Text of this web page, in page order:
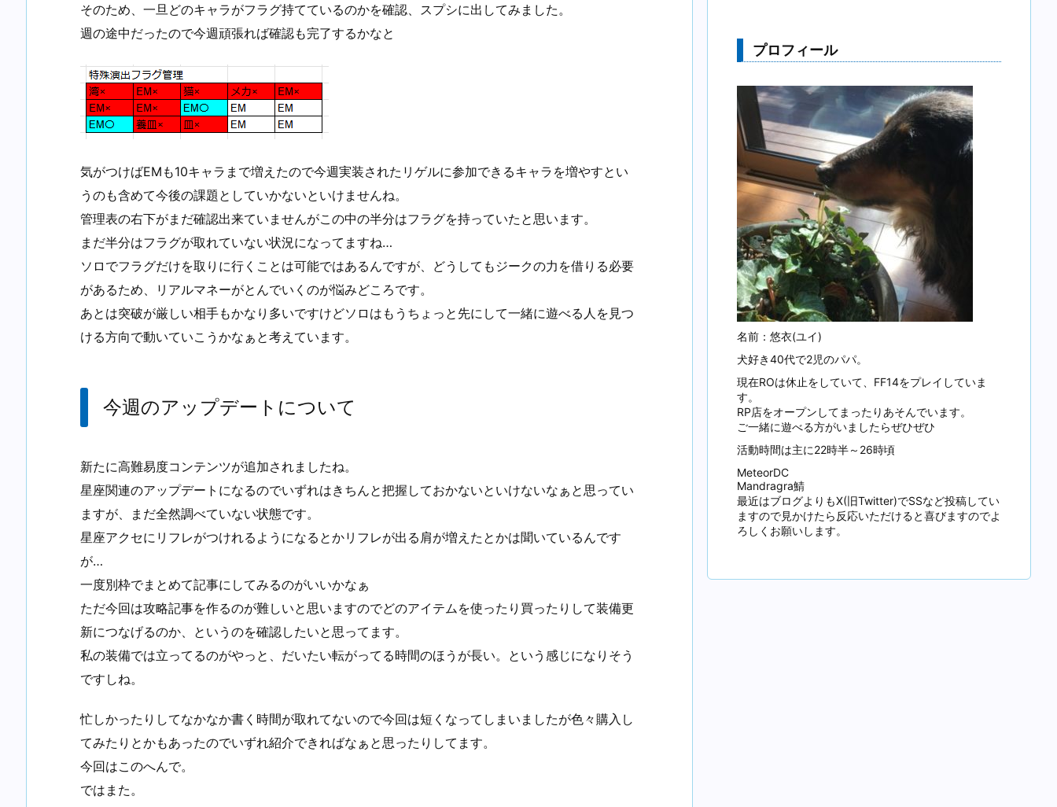
そのため、一旦どのキャラがフラグ持てているのかを確認、スプシに出してみました。
週の途中だったので今週頑張れば確認も完了するかなと
気がつけばEMも10キャラまで増えたので今週実装されたリゲルに参加できるキャラを増やすとい
うのも含めて今後の課題としていかないといけませんね。
管理表の右下がまだ確認出来ていませんがこの中の半分はフラグを持っていたと思います。
まだ半分はフラグが取れていない状況になってますね…
ソロでフラグだけを取りに行くことは可能ではあるんですが、どうしてもジークの力を借りる必要
があるため、リアルマネーがとんでいくのが悩みどころです。
あとは突破が厳しい相手もかなり多いですけどソロはもうちょっと先にして一緒に遊べる人を見つ
ける方向で動いていこうかなぁと考えています。
今週のアップデートについて
新たに高難易度コンテンツが追加されましたね。
星座関連のアップデートになるのでいずれはきちんと把握しておかないといけないなぁと思ってい
ますが、まだ全然調べていない状態です。
星座アクセにリフレがつけれるようになるとかリフレが出る肩が増えたとかは聞いているんです
が…
一度別枠でまとめて記事にしてみるのがいいかなぁ
ただ今回は攻略記事を作るのが難しいと思いますのでどのアイテムを使ったり買ったりして装備更
新につなげるのか、というのを確認したいと思ってます。
私の装備では立ってるのがやっと、だいたい転がってる時間のほうが長い。という感じになりそう
ですしね。
忙しかったりしてなかなか書く時間が取れてないので今回は短くなってしまいましたが色々購入し
てみたりとかもあったのでいずれ紹介できればなぁと思ったりしてます。
今回はこのへんで。
ではまた。
プロフィール
名前：悠衣(ユイ)
犬好き40代で2児のパパ。
現在ROは休止をしていて、FF14をプレイしていま
す。
RP店をオープンしてまったりあそんでいます。
ご一緒に遊べる方がいましたらぜひぜひ
活動時間は主に22時半～26時頃
MeteorDC
Mandragra鯖
最近はブログよりもX(旧Twitter)でSSなど投稿してい
ますので見かけたら反応いただけると喜びますのでよ
ろしくお願いします。